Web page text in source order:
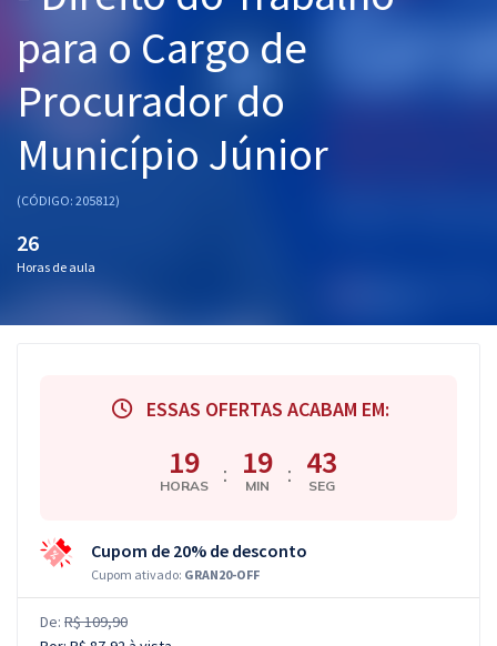
OAB
Questões grátis
Conteúdo gratuito
Aprovados
para o Cargo de
Procurador do
Município Júnior
(CÓDIGO: 205812)
26
Horas de aula
ESSAS OFERTAS ACABAM EM:
19
HORAS : 19
MIN : 42
SEG
Cupom de 20% de desconto
Cupom ativado: GRAN20-OFF
De: R$ 109,90